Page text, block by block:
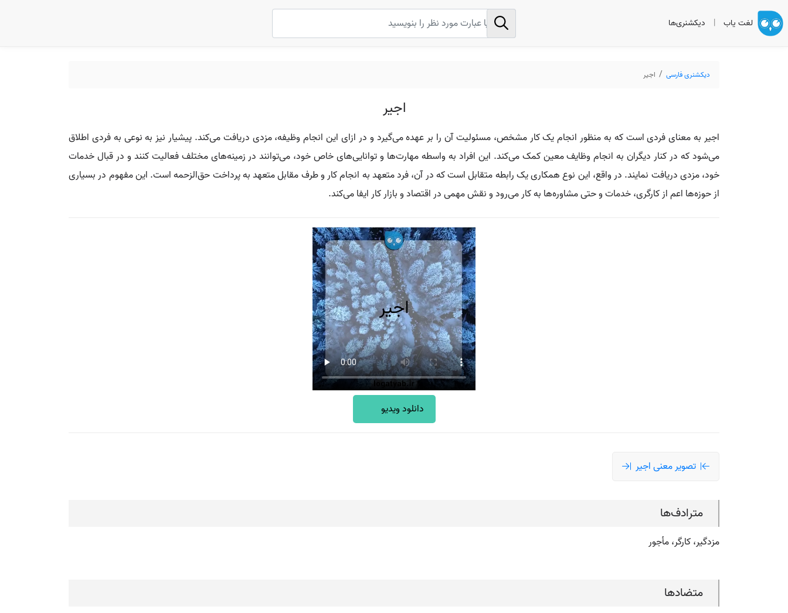
لغت یاب | دیکشنری‌ها
دیکشنری فارسی اجیر
اجیر
اجیر به معنای فردی است که به منظور انجام یک کار مشخص، مسئولیت آن را بر عهده می‌گیرد و در ازای این انجام وظیفه، مزدی دریافت می‌کند. پیشیار نیز به نوعی به فردی اطلاق
می‌شود که در کنار دیگران به انجام وظایف معین کمک می‌کند. این افراد به واسطه مهارت‌ها و توانایی‌های خاص خود، می‌توانند در زمینه‌های مختلف فعالیت کنند و در قبال خدمات
خود، مزدی دریافت نمایند. در واقع، این نوع همکاری یک رابطه‌ متقابل است که در آن، فرد متعهد به انجام کار و طرف مقابل متعهد به پرداخت حق‌الزحمه است. این مفهوم در بسیاری
از حوزه‌ها اعم از کارگری، خدمات و حتی مشاوره‌ها به کار می‌رود و نقش مهمی در اقتصاد و بازار کار ایفا می‌کند.
دانلود ویدیو
تصویر معنی اجیر
مترادف‌ها
مزدگیر، کارگر، مأجور
متضادها